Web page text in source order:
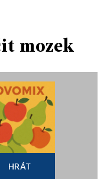
mozek
HRÁT